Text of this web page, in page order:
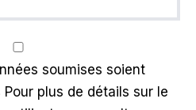
soumises soient
plus de détails sur le